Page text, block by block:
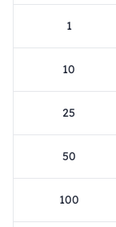
1
10
25
50
100